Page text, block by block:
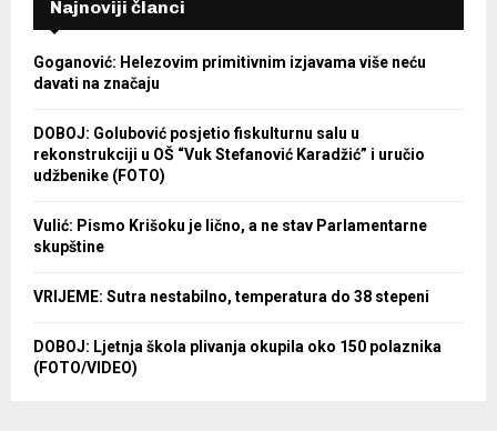
Najnoviji članci
Goganović: Helezovim primitivnim izjavama više neću
davati na značaju
DOBOJ: Golubović posjetio fiskulturnu salu u
rekonstrukciji u OŠ “Vuk Stefanović Karadžić” i uručio
udžbenike (FOTO)
Vulić: Pismo Krišoku je lično, a ne stav Parlamentarne
skupštine
VRIJEME: Sutra nestabilno, temperatura do 38 stepeni
DOBOJ: Ljetnja škola plivanja okupila oko 150 polaznika
(FOTO/VIDEO)